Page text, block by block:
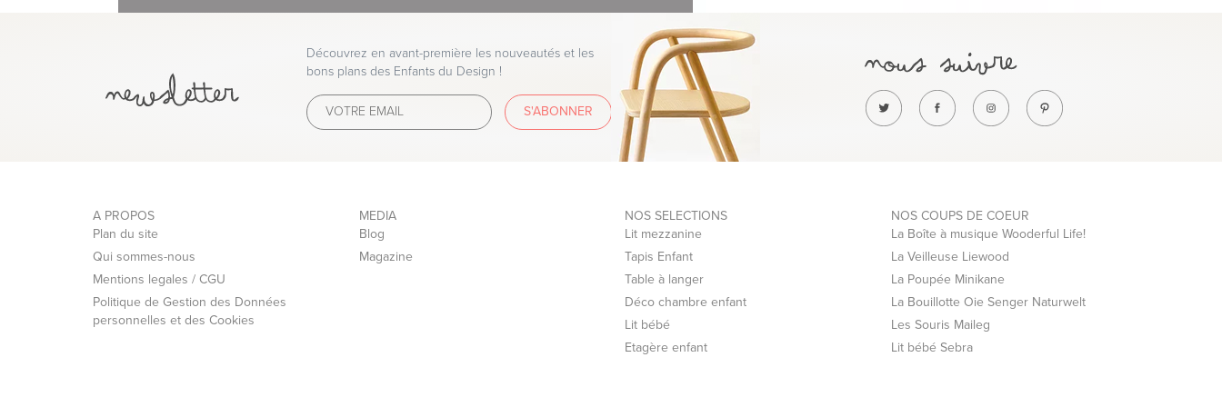
540 cm, sa hauteur maximum 300 cm.
Disponibilité : 2 à 3 semaines
Nous avons choisi l'interface de paiement sécurisé de la Banque Populaire.
Vous pouvez régler votre commande par:
Découvrez en avant-première les nouveautés et les
bons plans des Enfants du Design !
S'ABONNER
A PROPOS
Plan du site
Qui sommes-nous
Mentions legales / CGU
Politique de Gestion des Données
personnelles et des Cookies
MEDIA
Blog
Magazine
NOS SELECTIONS
Lit mezzanine
Tapis Enfant
Table à langer
Déco chambre enfant
Lit bébé
Etagère enfant
NOS COUPS DE COEUR
La Boîte à musique Wooderful Life!
La Veilleuse Liewood
La Poupée Minikane
La Bouillotte Oie Senger Naturwelt
Les Souris Maileg
Lit bébé Sebra